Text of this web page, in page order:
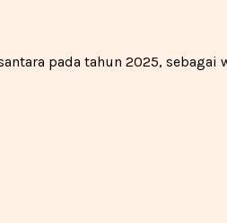
pada tahun 2025,